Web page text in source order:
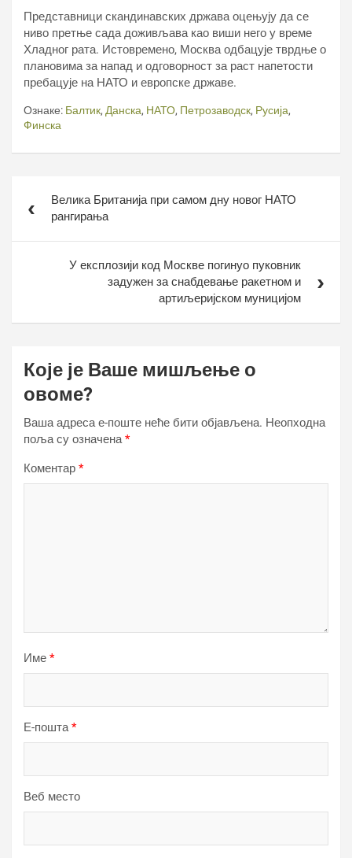
Представници скандинавских држава оцењују да се
ниво претње сада доживљава као виши него у време
Хладног рата. Истовремено, Москва одбацује тврдње о
плановима за напад и одговорност за раст напетости
пребацује на НАТО и европске државе.
Ознаке: Балтик, Данска, НАТО, Петрозаводск, Русија,
Финска
чланкаВелика Британија при самом дну новог НАТО
рангирања
У експлозији код Москве погинуо пуковник
задужен за снабдевање ракетном и
артиљеријском муницијом
Које је Ваше мишљење о
овоме?
Ваша адреса е-поште неће бити објављена. Неопходна
поља су означена*
Коментар *
Име *
Е-пошта*
Веб место